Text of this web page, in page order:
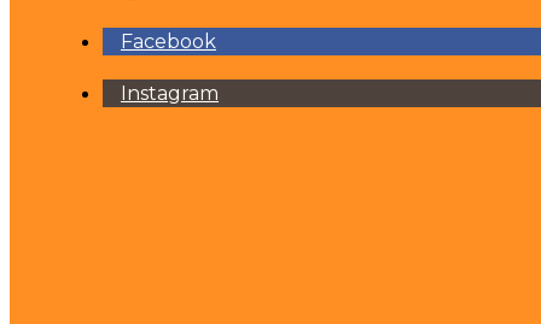
Facebook
Instagram